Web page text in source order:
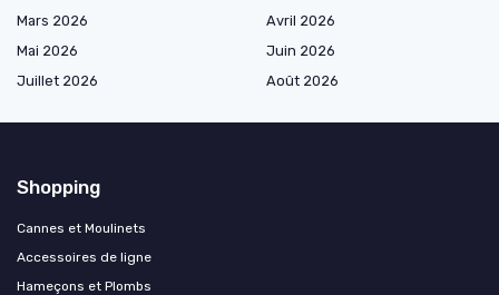
Mars 2026
Avril 2026
Mai 2026
Juin 2026
Juillet 2026
Août 2026
Shopping
Cannes et Moulinets
Accessoires de ligne
Hameçons et Plombs